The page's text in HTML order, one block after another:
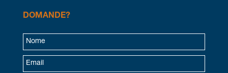
DOMANDE?